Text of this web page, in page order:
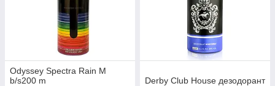
Odyssey Spectra Rain M
b/s200 m
Derby Club House дезодорант